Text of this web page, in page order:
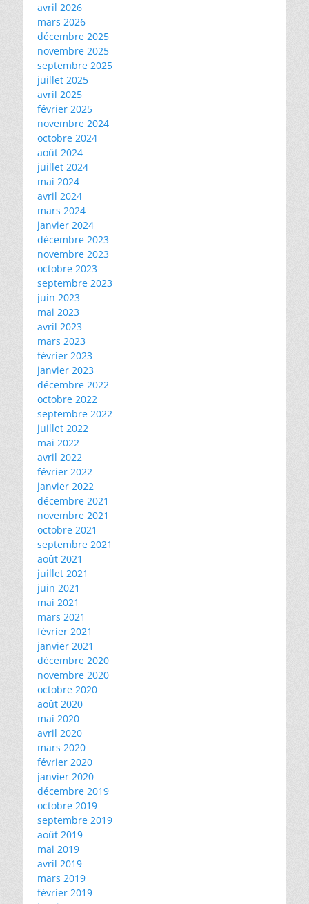
avril 2026
mars 2026
décembre 2025
novembre 2025
septembre 2025
juillet 2025
avril 2025
février 2025
novembre 2024
octobre 2024
août 2024
juillet 2024
mai 2024
avril 2024
mars 2024
janvier 2024
décembre 2023
novembre 2023
octobre 2023
septembre 2023
juin 2023
mai 2023
avril 2023
mars 2023
février 2023
janvier 2023
décembre 2022
octobre 2022
septembre 2022
juillet 2022
mai 2022
avril 2022
février 2022
janvier 2022
décembre 2021
novembre 2021
octobre 2021
septembre 2021
août 2021
juillet 2021
juin 2021
mai 2021
mars 2021
février 2021
janvier 2021
décembre 2020
novembre 2020
octobre 2020
août 2020
mai 2020
avril 2020
mars 2020
février 2020
janvier 2020
décembre 2019
octobre 2019
septembre 2019
août 2019
mai 2019
avril 2019
mars 2019
février 2019